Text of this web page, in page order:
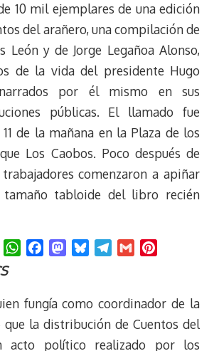
10 mil ejemplares de una edición
del arañero, una compilación de
León y de Jorge Legañoa Alonso,
de la vida del presidente Hugo
por él mismo en sus
públicas. El llamado fue
de la mañana en la Plaza de los
Los Caobos. Poco después de
comenzaron a apiñar
tamaño tabloide del libro recién
n
W
t
A
e
b
o
M
t
d
e
k
e
i
t
r
fungía como coordinador de la
la distribución de Cuentos del
acto político realizado por los